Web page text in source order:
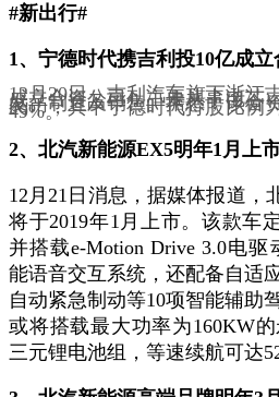
#新出行#
1、宁德时代携吉利投10亿成立
12月20日，吉利汽车旗下浙江
成立合资公司，主要从事电芯
发、制造及销售。据悉，该合
民币，其中宁德时代持股比例
49%。
2、北汽新能源EX5明年1月上
12月21日消息，据媒体报道，
将于2019年1月上市。该款车
并搭载e-Motion Drive 3.0电驱
能语音交互系统，还配备自适
自动紧急制动等10项智能辅助
或将搭载最大功率为160KW
三元锂电池组，等速续航可达